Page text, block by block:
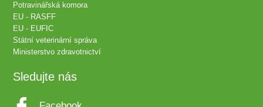
Potravinářská komora
EU - RASFF
EU - EUFIC
Státní veterinární správa
Ministerstvo zdravotnictví
Sledujte nás